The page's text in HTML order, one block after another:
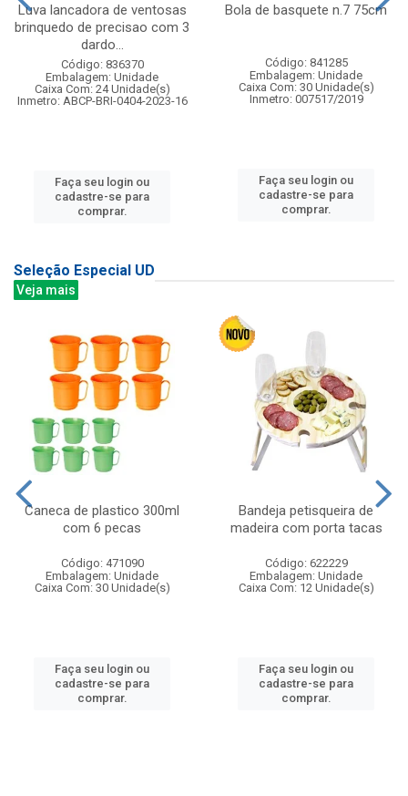
Luva lancadora de ventosas
brinquedo de precisao com 3
dardo...
Código: 836370
Embalagem: Unidade
Caixa Com: 24 Unidade(s)
Inmetro: ABCP-BRI-0404-2023-16
Faça seu login ou
cadastre-se para
comprar.
Bola de basquete n.7 75cm
Código: 841285
Embalagem: Unidade
Caixa Com: 30 Unidade(s)
Inmetro: 007517/2019
Faça seu login ou
cadastre-se para
comprar.
Seleção Especial UD
Veja mais
Caneca de plastico 300ml
com 6 pecas
Código: 471090
Embalagem: Unidade
Caixa Com: 30 Unidade(s)
Faça seu login ou
cadastre-se para
comprar.
Bandeja petisqueira de
madeira com porta tacas
Código: 622229
Embalagem: Unidade
Caixa Com: 12 Unidade(s)
Faça seu login ou
cadastre-se para
comprar.